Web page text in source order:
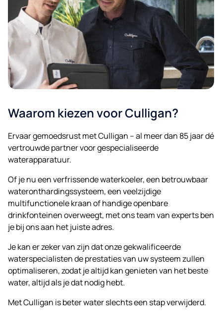
Waarom kiezen voor Culligan?
Ervaar gemoedsrust met Culligan – al meer dan 85 jaar dé
vertrouwde partner voor gespecialiseerde
waterapparatuur.
Of je nu een verfrissende waterkoeler, een betrouwbaar
wateronthardingssysteem, een veelzijdige
multifunctionele kraan of handige openbare
drinkfonteinen overweegt, met ons team van experts ben
je bij ons aan het juiste adres.
Je kan er zeker van zijn dat onze gekwalificeerde
waterspecialisten de prestaties van uw systeem zullen
optimaliseren, zodat je altijd kan genieten van het beste
water, altijd als je dat nodig hebt.
Met Culligan is beter water slechts een stap verwijderd.